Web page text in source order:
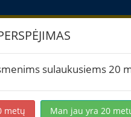
Ce
sulaukusiems 20
metų Man jau yra 20